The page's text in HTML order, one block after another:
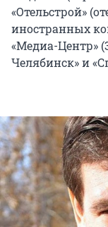
«Отельстрой»
иностранных
«Медиа-Центр»
Челябинск» и